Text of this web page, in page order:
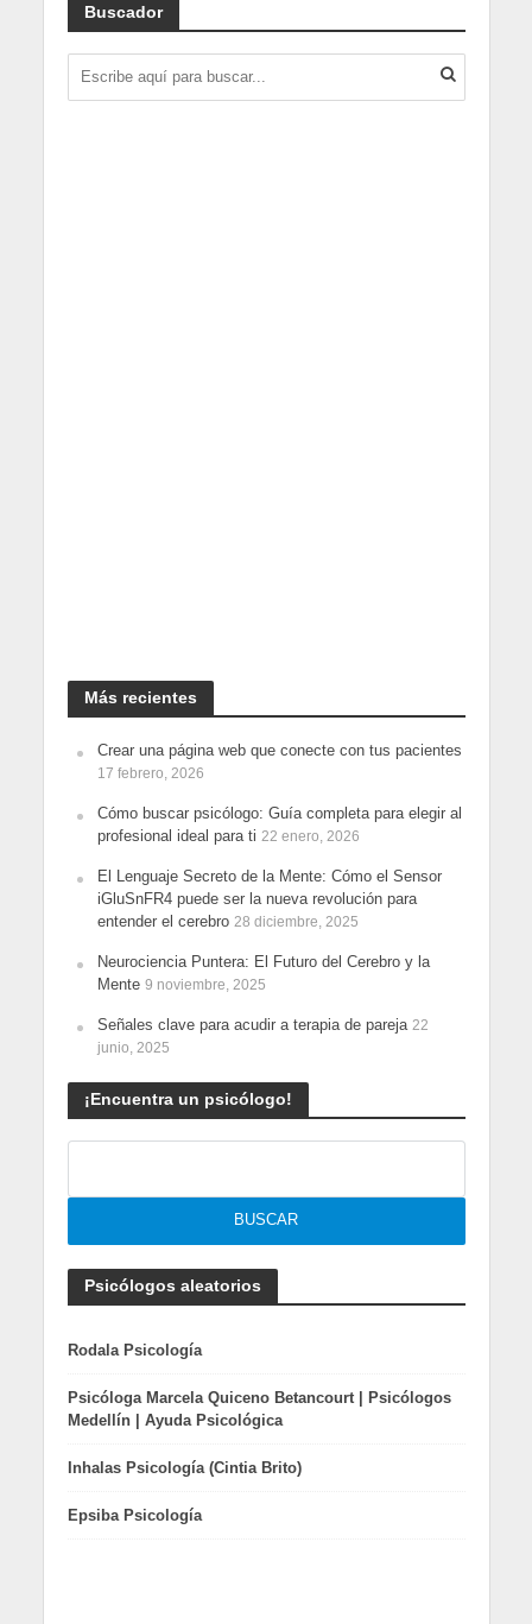
Buscador
Más recientes
Crear una página web que conecte con tus pacientes
17 febrero, 2026
Cómo buscar psicólogo: Guía completa para elegir al
profesional ideal para ti 22 enero, 2026
El Lenguaje Secreto de la Mente: Cómo el Sensor
iGluSnFR4 puede ser la nueva revolución para
entender el cerebro 28 diciembre, 2025
Neurociencia Puntera: El Futuro del Cerebro y la
Mente 9 noviembre, 2025
Señales clave para acudir a terapia de pareja 22
junio, 2025
¡Encuentra un psicólogo!
Psicólogos aleatorios
Rodala Psicología
Psicóloga Marcela Quiceno Betancourt | Psicólogos
Medellín | Ayuda Psicológica
Inhalas Psicología (Cintia Brito)
Epsiba Psicología